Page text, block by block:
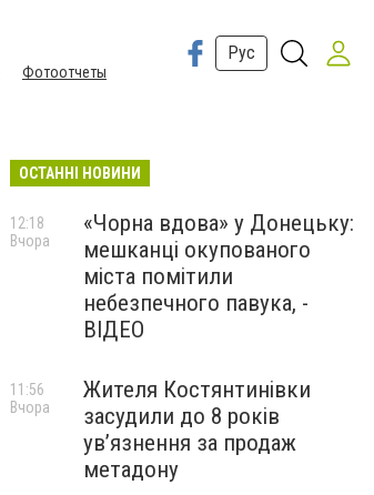
Фотоотчеты
Рус
ОСТАННІ НОВИНИ
«Чорна вдова» у Донецьку:
мешканці окупованого
міста помітили
небезпечного павука, -
ВІДЕО
12:18
Вчора
Жителя Костянтинівки
засудили до 8 років
ув’язнення за продаж
метадону
11:56
Вчора